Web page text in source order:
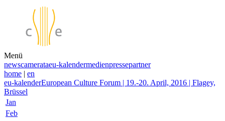
Menü
newscamerataeu-kalendermedienpressepartner
home | en
eu-kalenderEuropean Culture Forum | 19.-20. April, 2016 | Flagey,
Brüssel
Jan
Feb